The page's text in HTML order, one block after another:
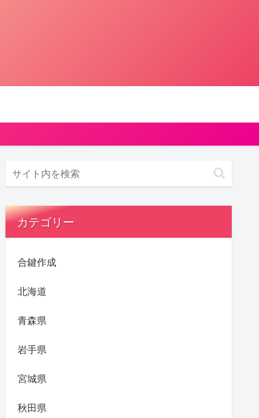
カテゴリー
合鍵作成
北海道
青森県
岩手県
宮城県
秋田県